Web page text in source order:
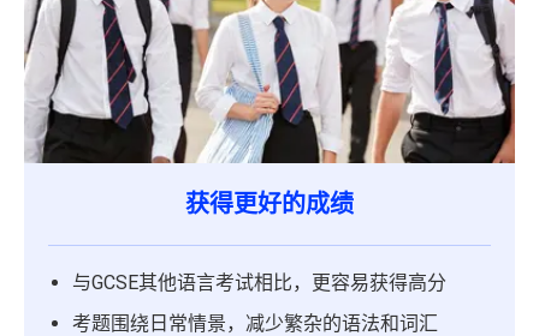
获得更好的成绩
与GCSE其他语言考试相比，更容易获得高分
考题围绕日常情景，减少繁杂的语法和词汇